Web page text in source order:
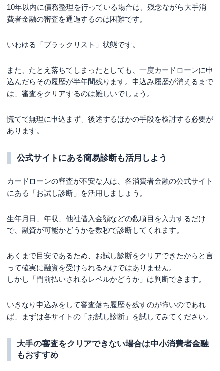
10年以内に債務整理を行っている場合は、残念ながら大手消
費者金融の審査を通過するのは困難です。
いわゆる「ブラックリスト」状態です。
また、たとえ落ちてしまったとしても、一度カードローンに申
込んだらその履歴が半年間残ります。申込み履歴が消えるまで
は、審査をクリアするのは難しいでしょう。
慌てて無理に申込まず、後述するほかの手段を検討する必要が
あります。
公式サイトにある簡易診断も活用しよう
カードローンの審査が不安な人は、各消費者金融の公式サイト
にある「お試し診断」を活用しましょう。
生年月日、年収、他社借入金額などの数項目を入力するだけ
で、融資が可能かどうかを数秒で診断してくれます。
あくまで目安であるため、お試し診断をクリアできたからと言
って確実に融資を受けられるわけではありません。
しかし「門前払いされるレベルかどうか」は判断できます。
いきなり申込みをして審査落ち履歴を残すのが怖いのであれ
ば、まずは各サイトの「お試し診断」を試してみてください。
大手の審査をクリアできない場合は中小消費者金融
もおすすめ